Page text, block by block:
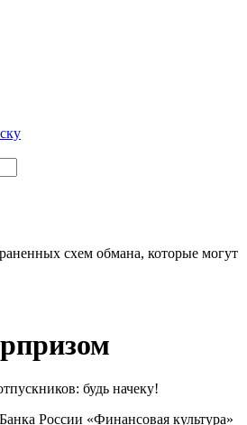
схем обмана, которые могут
будь начеку!
России «Финансовая культура»